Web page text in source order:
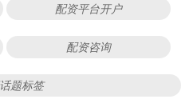
配资平台开户
配资咨询
题标签